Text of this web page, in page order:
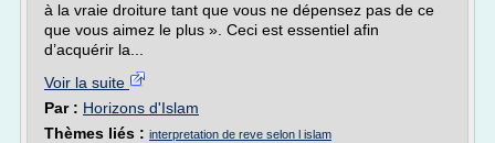
à la vraie droiture tant que vous ne dépensez pas de ce
que vous aimez le plus ». Ceci est essentiel afin
d’acquérir la...
Voir la suite
Par : Horizons d'Islam
Thèmes liés : interpretation de reve selon l islam